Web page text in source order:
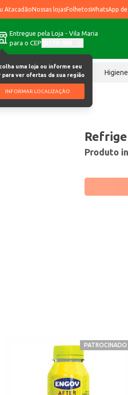
AtacadãoNossas lojasFolhetosWhatsApp
Entregue pela Loja - Vila Maria
para o CEP
uma loja ou informe seu
para ver ofertas da sua região
INFORMAR LOCALIZAÇÃO
Chocolates Higiene
2L
Produto
PATROCINADO